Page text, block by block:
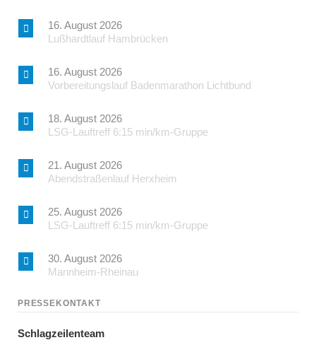
16. August 2026
Lußhardtlauf Hambrücken
16. August 2026
Vorbereitungslauf Badenmarathon Lichtbund
18. August 2026
LSG-Lauftreff 6:15 min/km-Gruppe
21. August 2026
Abendstraßenlauf Herxheim
25. August 2026
LSG-Lauftreff 6:15 min/km-Gruppe
30. August 2026
Mannheim-Rheinau
PRESSEKONTAKT
Schlagzeilenteam